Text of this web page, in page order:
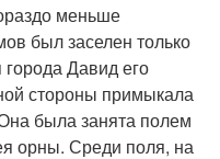
меньше
был заселен только
Давид его
стороны примыкала
была занята полем
орны. Среди поля, на